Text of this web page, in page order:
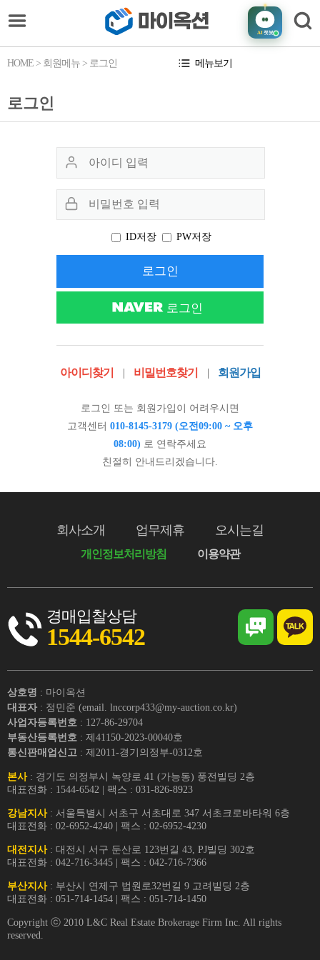
AI챗봇
HOME > 회원메뉴 > 로그인 메뉴보기
로그인
ID저장 PW저장
로그인
로그인
아이디찾기 | 비밀번호찾기 | 회원가입
로그인 또는 회원가입이 어려우시면
고객센터 010-8145-3179 (오전09:00 ~ 오후
08:00) 로 연락주세요
친절히 안내드리겠습니다.
회사소개 업무제휴 오시는길
개인정보처리방침 이용약관
경매입찰상담
1544-6542
상호명 : 마이옥션
대표자 : 정민준 (email. lnccorp433@my-auction.co.kr)
사업자등록번호 : 127-86-29704
부동산등록번호 : 제41150-2023-00040호
통신판매업신고 : 제2011-경기의정부-0312호
본사: 경기도 의정부시 녹양로 41 (가능동) 풍전빌딩 2층
대표전화 : 1544-6542 | 팩스 : 031-826-8923
강남지사: 서울특별시 서초구 서초대로 347 서초크로바타워 6층
대표전화 : 02-6952-4240 | 팩스 : 02-6952-4230
대전지사: 대전시 서구 둔산로 123번길 43, PJ빌딩 302호
대표전화 : 042-716-3445 | 팩스 : 042-716-7366
부산지사: 부산시 연제구 법원로32번길 9 고려빌딩 2층
대표전화 : 051-714-1454 | 팩스 : 051-714-1450
Copyright ⓒ 2010 L&C Real Estate Brokerage Firm Inc. All rights
reserved.